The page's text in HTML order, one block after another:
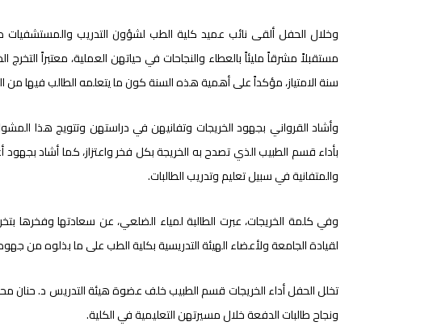
وخلال الحفل ألقى نائب عميد كلية الطب لشؤون التدريب والمستشفيات
مستقبلاً مشرقاً مليئاً بالعطاء والنجاحات في حياتهن العملية، معتبراً
سنة الامتياز، مؤكداً على أهمية هذه السنة كون ما يتعلمه الطالب فيها من
وأشاد القرواني بجهود الخريجات وتفانيهن في دراستهن وتتويج هذا
بأداء قسم الطبيب الذي تصدح به الخريجة بكل فخر واعتزاز، كما أشاد
والمتفانية في سبيل تعليم وتدريب الطالبات.
وفي كلمة الخريجات، عبرت الطالبة لمياء الضلعي، عن سعادتها وفخرها
لقيادة الجامعة ولأعضاء الهيئة التدريسية بكلية الطب على ما بذلوه من
تخلل الحفل أداء الخريجات قسم الطبيب خلف عضوة هيئة التدريس د. حنان
ونجاح طالبات الدفعة خلال مسيرتهن التعليمية في الكلية.